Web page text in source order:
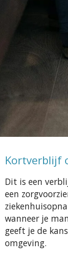
Kortverblijf
Dit is een
een
wanneer je
geeft je de
omgeving.